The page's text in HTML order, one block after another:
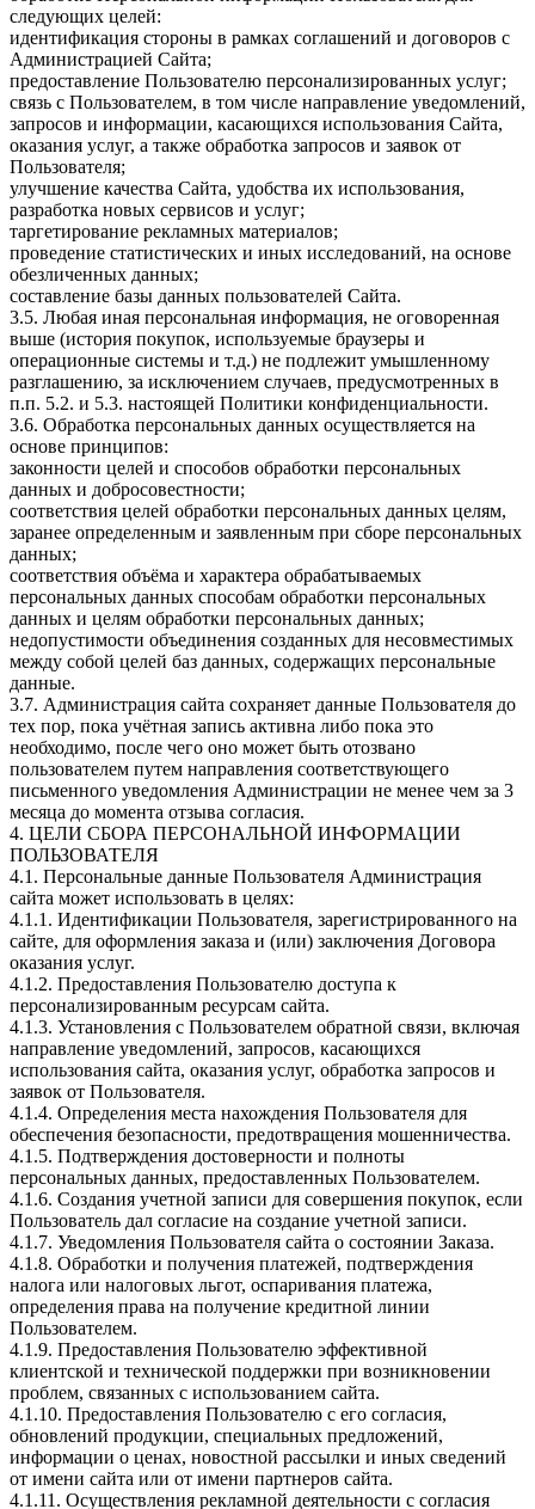
следующих целей:
идентификация стороны в рамках соглашений и договоров с
Администрацией Сайта;
предоставление Пользователю персонализированных услуг;
связь с Пользователем, в том числе направление уведомлений,
запросов и информации, касающихся использования Сайта,
оказания услуг, а также обработка запросов и заявок от
Пользователя;
улучшение качества Сайта, удобства их использования,
разработка новых сервисов и услуг;
таргетирование рекламных материалов;
проведение статистических и иных исследований, на основе
обезличенных данных;
составление базы данных пользователей Сайта.
3.5. Любая иная персональная информация, не оговоренная
выше (история покупок, используемые браузеры и
операционные системы и т.д.) не подлежит умышленному
разглашению, за исключением случаев, предусмотренных в
п.п. 5.2. и 5.3. настоящей Политики конфиденциальности.
3.6. Обработка персональных данных осуществляется на
основе принципов:
законности целей и способов обработки персональных
данных и добросовестности;
соответствия целей обработки персональных данных целям,
заранее определенным и заявленным при сборе персональных
данных;
соответствия объёма и характера обрабатываемых
персональных данных способам обработки персональных
данных и целям обработки персональных данных;
недопустимости объединения созданных для несовместимых
между собой целей баз данных, содержащих персональные
данные.
3.7. Администрация сайта сохраняет данные Пользователя до
тех пор, пока учётная запись активна либо пока это
необходимо, после чего оно может быть отозвано
пользователем путем направления соответствующего
письменного уведомления Администрации не менее чем за 3
месяца до момента отзыва согласия.
4. ЦЕЛИ СБОРА ПЕРСОНАЛЬНОЙ ИНФОРМАЦИИ
ПОЛЬЗОВАТЕЛЯ
4.1. Персональные данные Пользователя Администрация
сайта может использовать в целях:
4.1.1. Идентификации Пользователя, зарегистрированного на
сайте, для оформления заказа и (или) заключения Договора
оказания услуг.
4.1.2. Предоставления Пользователю доступа к
персонализированным ресурсам сайта.
4.1.3. Установления с Пользователем обратной связи, включая
направление уведомлений, запросов, касающихся
использования сайта, оказания услуг, обработка запросов и
заявок от Пользователя.
4.1.4. Определения места нахождения Пользователя для
обеспечения безопасности, предотвращения мошенничества.
4.1.5. Подтверждения достоверности и полноты
персональных данных, предоставленных Пользователем.
4.1.6. Создания учетной записи для совершения покупок, если
Пользователь дал согласие на создание учетной записи.
4.1.7. Уведомления Пользователя сайта о состоянии Заказа.
4.1.8. Обработки и получения платежей, подтверждения
налога или налоговых льгот, оспаривания платежа,
определения права на получение кредитной линии
Пользователем.
4.1.9. Предоставления Пользователю эффективной
клиентской и технической поддержки при возникновении
проблем, связанных с использованием сайта.
4.1.10. Предоставления Пользователю с его согласия,
обновлений продукции, специальных предложений,
информации о ценах, новостной рассылки и иных сведений
от имени сайта или от имени партнеров сайта.
4.1.11. Осуществления рекламной деятельности с согласия